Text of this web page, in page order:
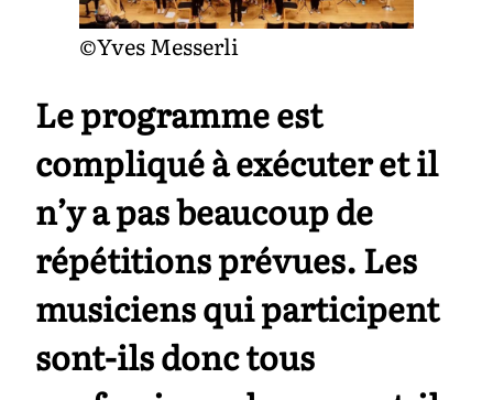
©Yves Messerli
Le programme est
compliqué à exécuter et il
n’y a pas beaucoup de
répétitions prévues. Les
musiciens qui participent
sont-ils donc tous